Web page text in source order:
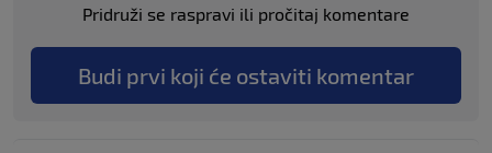
Pridruži se raspravi ili pročitaj komentare
Budi prvi koji će ostaviti komentar